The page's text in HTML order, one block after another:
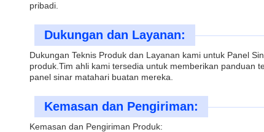
pribadi.
Dukungan dan Layanan:
Dukungan Teknis Produk dan Layanan kami untuk Panel
produk.Tim ahli kami tersedia untuk memberikan panduan
panel sinar matahari buatan mereka.
Kemasan dan Pengiriman:
Kemasan dan Pengiriman Produk: